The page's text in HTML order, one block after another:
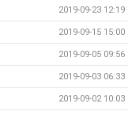
2019-09-23 12:19
2019-09-15 15:00
2019-09-05 09:56
2019-09-03 06:33
2019-09-02 10:03